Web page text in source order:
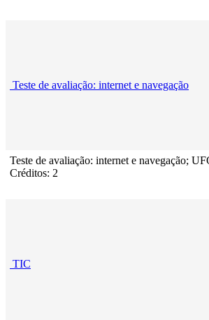
Teste de avaliação: internet e navegação
Teste de avaliação: internet e navegação;
Créditos: 2
TIC